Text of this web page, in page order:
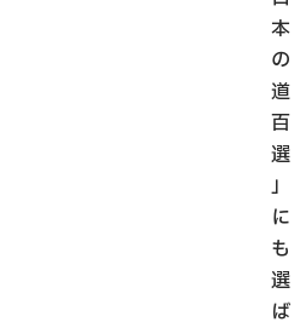
本
の
道
百
選
」
に
も
選
ば